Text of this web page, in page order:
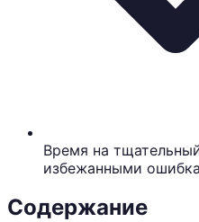
Время на
избежанными
Содержание